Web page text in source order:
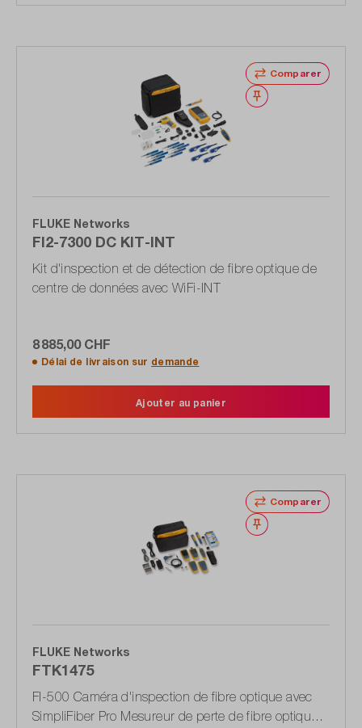
Comparer
Noter
FLUKE Networks
FI2-7300 DC KIT-INT
Kit d'inspection et de détection de fibre optique de
centre de données avec WiFi-INT
8 885,00 CHF
Délai de livraison sur demande
Ajouter au panier
Comparer
Noter
FLUKE Networks
FTK1475
FI-500 Caméra d'inspection de fibre optique avec
SimpliFiber Pro Mesureur de perte de fibre optique